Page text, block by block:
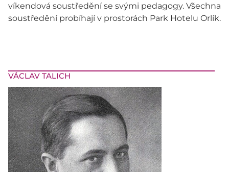
VÁCLAV TALICH
víkendová soustředění se svými pedagogy. Všechna
soustředění probíhají v prostorách Park Hotelu Orlík.